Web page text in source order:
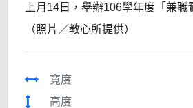
上月14日，舉辦106學年度「兼職
（照片／教心所提供）
寬度
高度